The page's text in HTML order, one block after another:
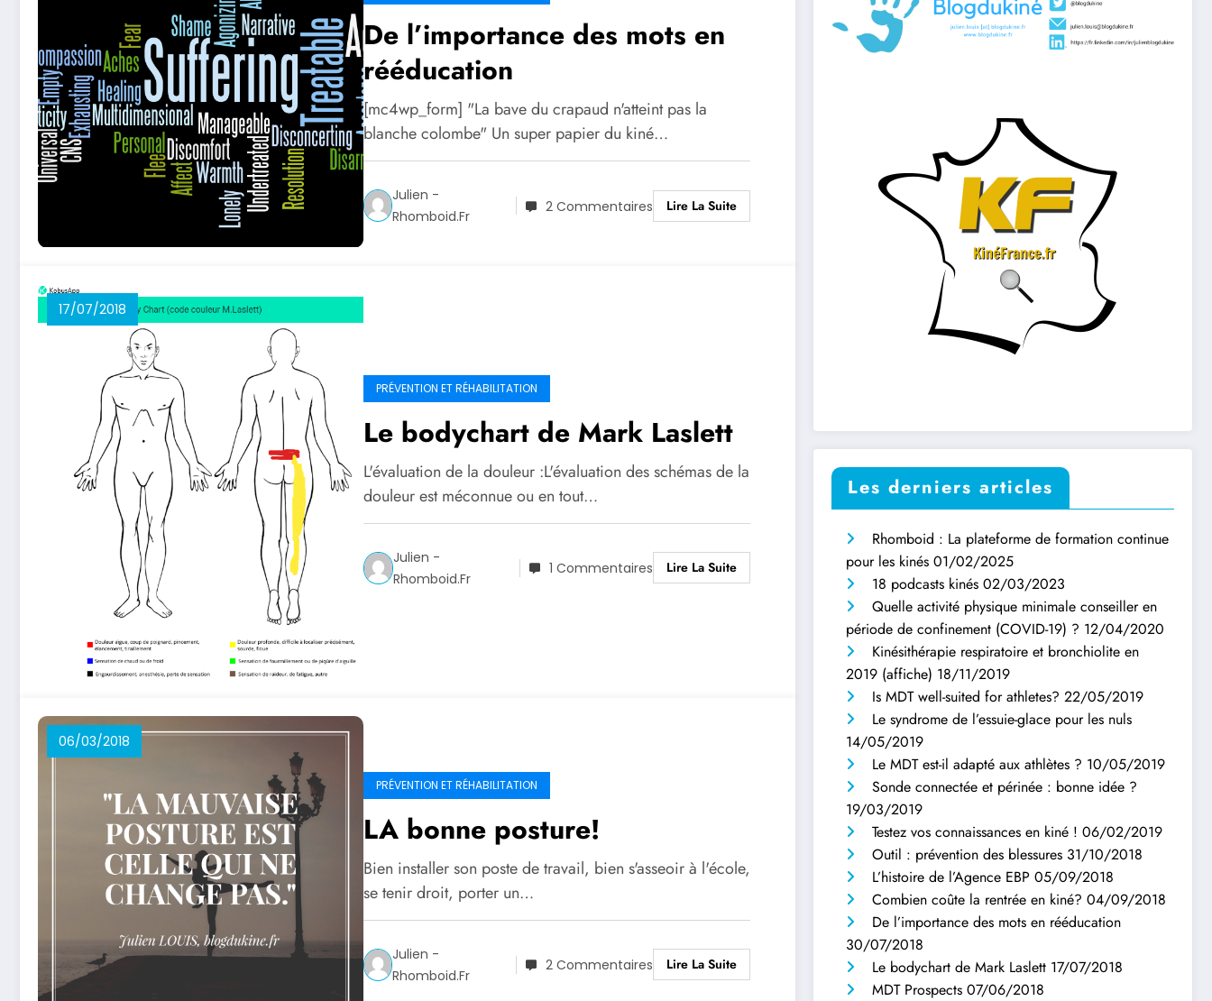
De l’importance des mots en
rééducation
[mc4wp_form] "La bave du crapaud n'atteint pas la
blanche colombe" Un super papier du kiné…
Julien -
Rhomboid.fr
2 Commentaires Lire La Suite
17/07/2018
PRÉVENTION ET RÉHABILITATION
Le bodychart de Mark Laslett
L'évaluation de la douleur :L'évaluation des schémas de la
douleur est méconnue ou en tout…
Julien -
Rhomboid.fr
1 Commentaires Lire La Suite
06/03/2018
PRÉVENTION ET RÉHABILITATION
LA bonne posture!
Bien installer son poste de travail, bien s'asseoir à l'école,
se tenir droit, porter un…
Julien -
Rhomboid.fr
2 Commentaires Lire La Suite
Les derniers articles
Rhomboid : La plateforme de formation continue
pour les kinés 01/02/2025
18 podcasts kinés 02/03/2023
Quelle activité physique minimale conseiller en
période de confinement (COVID-19) ? 12/04/2020
Kinésithérapie respiratoire et bronchiolite en
2019 (affiche) 18/11/2019
Is MDT well-suited for athletes? 22/05/2019
Le syndrome de l’essuie-glace pour les nuls
14/05/2019
Le MDT est-il adapté aux athlètes ? 10/05/2019
Sonde connectée et périnée : bonne idée ?
19/03/2019
Testez vos connaissances en kiné ! 06/02/2019
Outil : prévention des blessures 31/10/2018
L’histoire de l’Agence EBP 05/09/2018
Combien coûte la rentrée en kiné? 04/09/2018
De l’importance des mots en rééducation
30/07/2018
Le bodychart de Mark Laslett 17/07/2018
MDT Prospects 07/06/2018